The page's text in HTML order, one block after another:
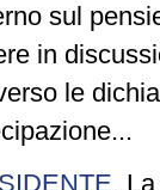
sul
in
le
.